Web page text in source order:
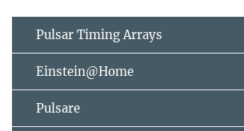
Pulsar Timing Arrays
Einstein@Home
Pulsare